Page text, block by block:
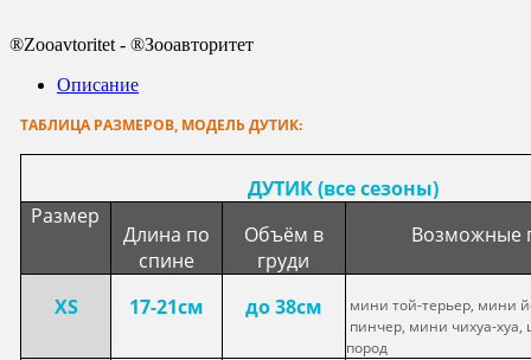
®Zooavtoritet - ®Зооавторитет
Описание
ТАБЛИЦА РАЗМЕРОВ, МОДЕЛЬ ДУТИК:
ДУТИК (все сезоны)
Размер
Длина по
спине
Объём в
груди
Возможные
XS 17-21см до 38см
мини той-терьер, мини
пинчер, мини чихуа-
пород